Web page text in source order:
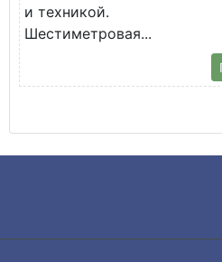
и техникой.
Шестиметровая...